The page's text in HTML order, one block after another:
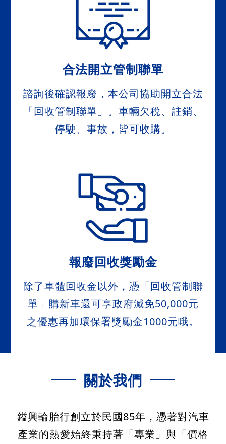
合法開立管制聯單
諮詢後確認報廢，本公司協助開立合法
「回收管制聯單」。車輛欠稅、註銷、
停駛、事故，皆可收購。
報廢回收獎勵金
除了車體回收金以外，憑「回收管制聯
單」購新車還可享政府減免50,000元
之優惠再加環保署獎勵金1000元哦。
關於我們
鎰興輪胎行創立於民國85年，憑著對汽車
產業的熱愛始終秉持著「專業」與「價格